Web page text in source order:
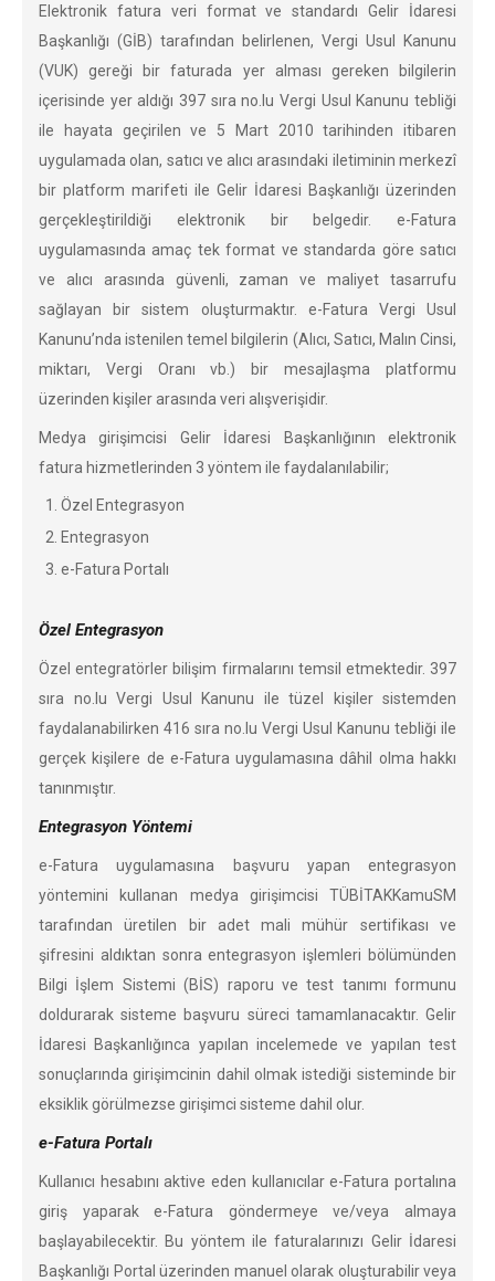
Elektronik fatura veri format ve standardı Gelir İdaresi
Başkanlığı (GİB) tarafından belirlenen, Vergi Usul Kanunu
(VUK) gereği bir faturada yer alması gereken bilgilerin
içerisinde yer aldığı 397 sıra no.lu Vergi Usul Kanunu tebliği
ile hayata geçirilen ve 5 Mart 2010 tarihinden itibaren
uygulamada olan, satıcı ve alıcı arasındaki iletiminin merkezî
bir platform marifeti ile Gelir İdaresi Başkanlığı üzerinden
gerçekleştirildiği elektronik bir belgedir. e-Fatura
uygulamasında amaç tek format ve standarda göre satıcı
ve alıcı arasında güvenli, zaman ve maliyet tasarrufu
sağlayan bir sistem oluşturmaktır. e-Fatura Vergi Usul
Kanunu’nda istenilen temel bilgilerin (Alıcı, Satıcı, Malın Cinsi,
miktarı, Vergi Oranı vb.) bir mesajlaşma platformu
üzerinden kişiler arasında veri alışverişidir.
Medya girişimcisi Gelir İdaresi Başkanlığının elektronik
fatura hizmetlerinden 3 yöntem ile faydalanılabilir;
Özel Entegrasyon
Entegrasyon
e-Fatura Portalı
Özel Entegrasyon
Özel entegratörler bilişim firmalarını temsil etmektedir. 397
sıra no.lu Vergi Usul Kanunu ile tüzel kişiler sistemden
faydalanabilirken 416 sıra no.lu Vergi Usul Kanunu tebliği ile
gerçek kişilere de e-Fatura uygulamasına dâhil olma hakkı
tanınmıştır.
Entegrasyon Yöntemi
e-Fatura uygulamasına başvuru yapan entegrasyon
yöntemini kullanan medya girişimcisi TÜBİTAKKamuSM
tarafından üretilen bir adet mali mühür sertifikası ve
şifresini aldıktan sonra entegrasyon işlemleri bölümünden
Bilgi İşlem Sistemi (BİS) raporu ve test tanımı formunu
doldurarak sisteme başvuru süreci tamamlanacaktır. Gelir
İdaresi Başkanlığınca yapılan incelemede ve yapılan test
sonuçlarında girişimcinin dahil olmak istediği sisteminde bir
eksiklik görülmezse girişimci sisteme dahil olur.
e-Fatura Portalı
Kullanıcı hesabını aktive eden kullanıcılar e-Fatura portalına
giriş yaparak e-Fatura göndermeye ve/veya almaya
başlayabilecektir. Bu yöntem ile faturalarınızı Gelir İdaresi
Başkanlığı Portal üzerinden manuel olarak oluşturabilir veya